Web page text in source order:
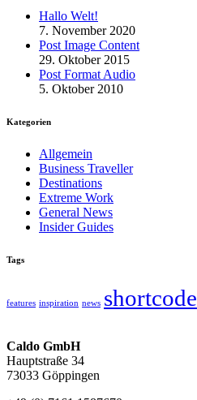
Hallo Welt!
7. November 2020
Post Image Content
29. Oktober 2015
Post Format Audio
5. Oktober 2010
Kategorien
Allgemein
Business Traveller
Destinations
Extreme Work
General News
Insider Guides
Tags
features inspiration news shortcode
Caldo GmbH
Hauptstraße 34
73033 Göppingen